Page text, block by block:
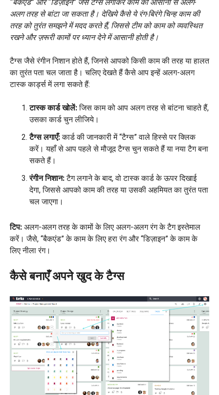
“बैकएंड” और “डिज़ाइन” जैसे टैग्स लगाकर काम को आसानी से अलग-
अलग तरह से बांटा जा सकता है। देखिये कैसे ये रंग-बिरंगे चिन्ह काम की
तरह को तुरंत समझने में मदद करते हैं, जिससे टीम को काम को व्यवस्थित
रखने और ज़रूरी कामों पर ध्यान देने में आसानी होती है।
टैग्स जैसे रंगीन निशान होते हैं, जिनसे आपको किसी काम की तरह या हालत
का तुरंत पता चल जाता है। चलिए देखते हैं कैसे आप इन्हें अलग-अलग
टास्क कार्ड्स में लगा सकते हैं:
टास्क कार्ड खोलें:जिस काम को आप अलग तरह से बांटना चाहते हैं,
उसका कार्ड चुन लीजिये।
टैग्स लगाएँ:कार्ड की जानकारी में “टैग्स” वाले हिस्से पर क्लिक
करें। यहाँ से आप पहले से मौजूद टैग्स चुन सकते हैं या नया टैग बना
सकते हैं।
रंगीन निशान:टैग लगाने के बाद, वो टास्क कार्ड के ऊपर दिखाई
देगा, जिससे आपको काम की तरह या उसकी अहमियत का तुरंत पता
चल जाएगा।
टिप: अलग-अलग तरह के कामों के लिए अलग-अलग रंग के टैग इस्तेमाल
करें। जैसे, “बैकएंड” के काम के लिए हरा रंग और “डिज़ाइन” के काम के
लिए नीला रंग।
कैसे बनाएँ अपने खुद के टैग्स